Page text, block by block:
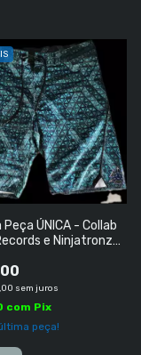
ÚNICA - Collab
e Ninjatronz
sem juros
com Pix
peça!